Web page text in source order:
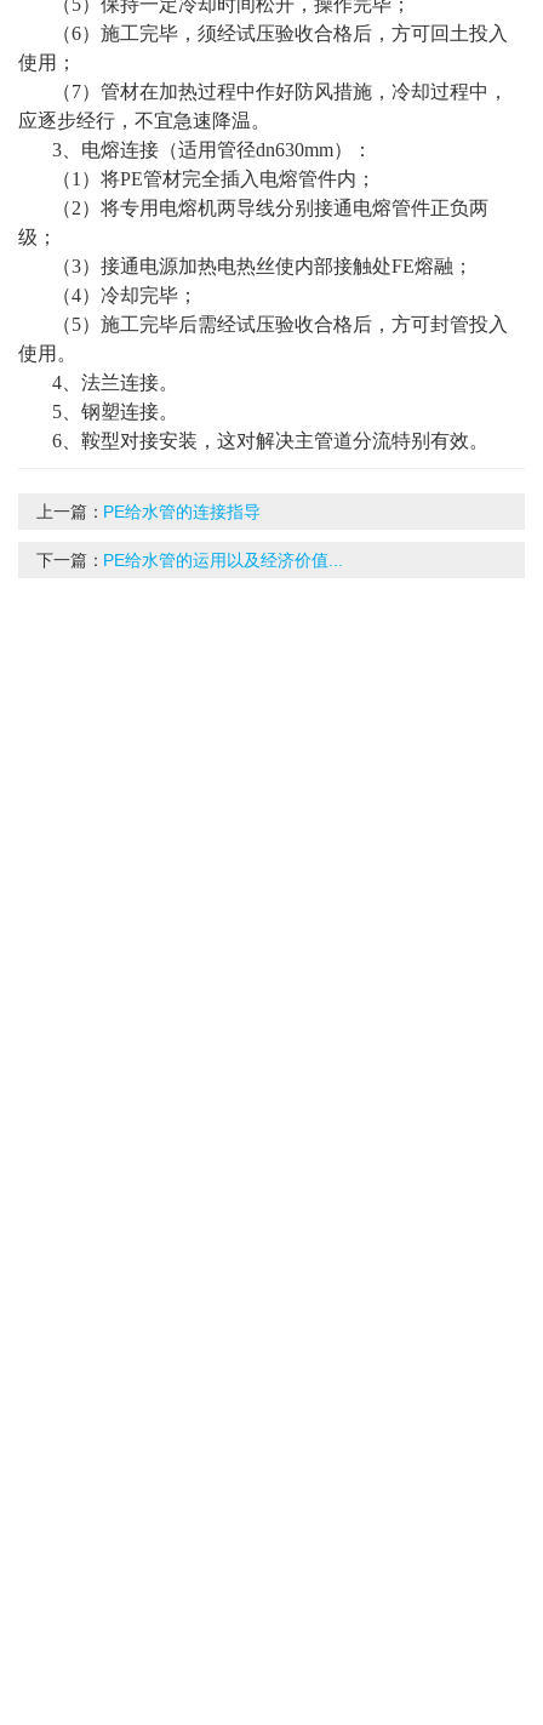
（5）保持一定冷却时间松开，操作完毕；
（6）施工完毕，须经试压验收合格后，方可回土投入
使用；
（7）管材在加热过程中作好防风措施，冷却过程中，
应逐步经行，不宜急速降温。
3、电熔连接（适用管径dn630mm）：
（1）将PE管材完全插入电熔管件内；
（2）将专用电熔机两导线分别接通电熔管件正负两
级；
（3）接通电源加热电热丝使内部接触处FE熔融；
（4）冷却完毕；
（5）施工完毕后需经试压验收合格后，方可封管投入
使用。
4、法兰连接。
5、钢塑连接。
6、鞍型对接安装，这对解决主管道分流特别有效。
上一篇： PE给水管的连接指导
下一篇： PE给水管的运用以及经济价值...